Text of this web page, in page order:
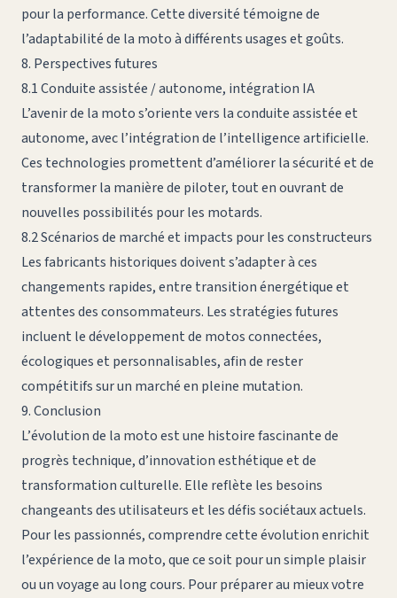
pour la performance. Cette diversité témoigne de
l’adaptabilité de la moto à différents usages et goûts.
8. Perspectives futures
8.1 Conduite assistée / autonome, intégration IA
L’avenir de la moto s’oriente vers la conduite assistée et
autonome, avec l’intégration de l’intelligence artificielle.
Ces technologies promettent d’améliorer la sécurité et de
transformer la manière de piloter, tout en ouvrant de
nouvelles possibilités pour les motards.
8.2 Scénarios de marché et impacts pour les constructeurs
Les fabricants historiques doivent s’adapter à ces
changements rapides, entre transition énergétique et
attentes des consommateurs. Les stratégies futures
incluent le développement de motos connectées,
écologiques et personnalisables, afin de rester
compétitifs sur un marché en pleine mutation.
9. Conclusion
L’évolution de la motoest une histoire fascinante de
progrès technique, d’innovation esthétique et de
transformation culturelle. Elle reflète les besoins
changeants des utilisateurs et les défis sociétaux actuels.
Pour les passionnés, comprendre cette évolution enrichit
l’expérience de la moto, que ce soit pour un simple plaisir
ou un voyage au long cours. Pour préparer au mieux votre